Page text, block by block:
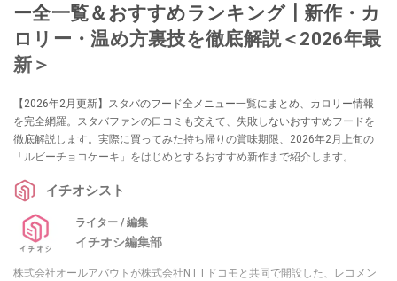
ー全一覧＆おすすめランキング┃新作・カ
ロリー・温め方裏技を徹底解説＜2026年最
新＞
【2026年2月更新】スタバのフード全メニュー一覧にまとめ、カロリー情報
を完全網羅。スタバファンの口コミも交えて、失敗しないおすすめフードを
徹底解説します。実際に買ってみた持ち帰りの賞味期限、2026年2月上旬の
「ルビーチョコケーキ」をはじめとするおすすめ新作まで紹介します。
イチオシスト
ライター / 編集
イチオシ編集部
株式会社オールアバウトが株式会社NTTドコモと共同で開設した、レコメン